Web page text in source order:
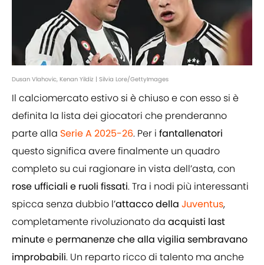
Dusan Vlahovic, Kenan Yildiz | Silvia Lore/GettyImages
Il calciomercato estivo si è chiuso e con esso si è
definita la lista dei giocatori che prenderanno
parte alla Serie A 2025-26. Per i fantallenatori
questo significa avere finalmente un quadro
completo su cui ragionare in vista dell’asta, con
rose ufficiali e ruoli fissati. Tra i nodi più interessanti
spicca senza dubbio l’attacco della Juventus,
completamente rivoluzionato da acquisti last
minutee permanenze che alla vigilia sembravano
improbabili. Un reparto ricco di talento ma anche